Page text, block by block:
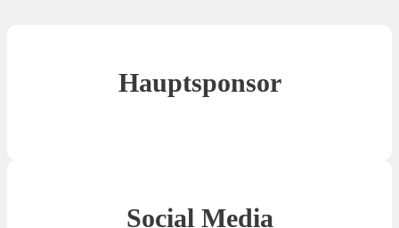
Hauptsponsor
Social Media